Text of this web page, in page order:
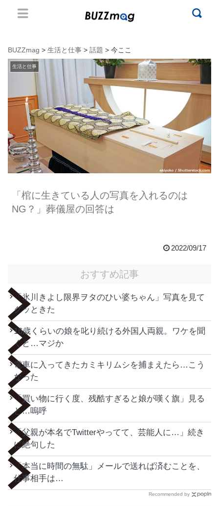
BUZZmag > 生活と仕事 > 話題 > 今ここ
生活と仕事
「棺に生きている人の写真を入れるのは
NG？」葬儀屋の回答は
2022/09/17
おすすめ記事
「氷川きよし限界ヲタのひい婆ちゃん」写真を見て
グッときた
16歳くらいの娘を叱り続ける外国人両親。ワケを聞
くと…マジか
電車に入ってきたカミキリムシを捕まえたら…こう
なった
「買い物に行く度、残酷すぎると娘が嘆く旗」見る
と…嗚呼
「父親が本名でTwitterやってて、芸能人に…」続き
に絶句した
「本当に時間の無駄」メールで送れば済むことを、
仕事相手は…
Recommended by